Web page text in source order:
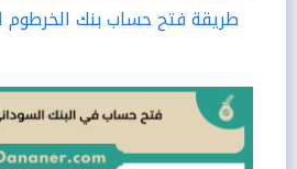
طريقة فتح حساب بنك الخرطوم